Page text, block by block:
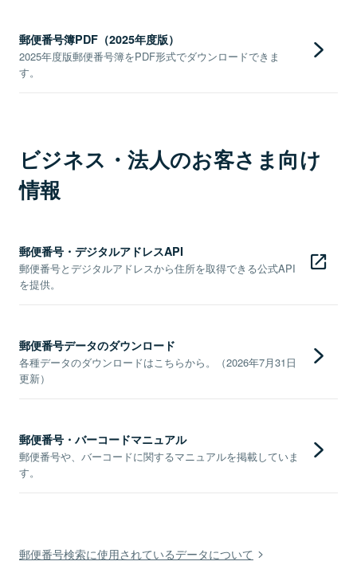
郵便番号簿PDF（2025年度版）
2025年度版郵便番号簿をPDF形式でダウンロードできま
す。
ビジネス・法人のお客さま向け
情報
郵便番号・デジタルアドレスAPI
郵便番号とデジタルアドレスから住所を取得できる公式API
を提供。
郵便番号データのダウンロード
各種データのダウンロードはこちらから。（2026年7月31日
更新）
郵便番号・バーコードマニュアル
郵便番号や、バーコードに関するマニュアルを掲載していま
す。
郵便番号検索に使用されているデータについて